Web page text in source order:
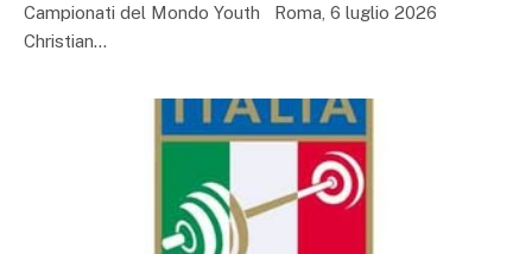
Campionati del Mondo Youth Roma, 6 luglio 2026
Christian…